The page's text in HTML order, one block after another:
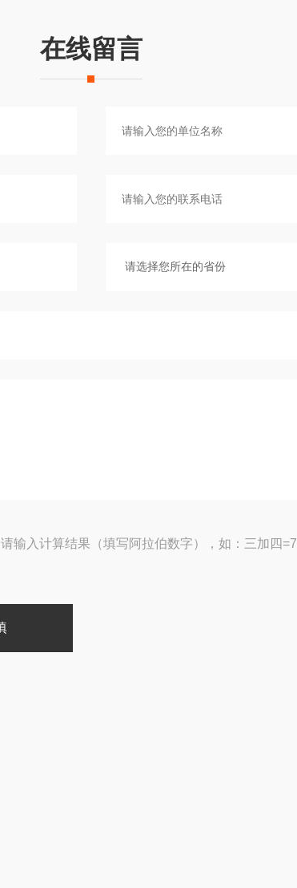
在线留言
请输入计算结果（填写阿拉伯数字），如：三加四=7